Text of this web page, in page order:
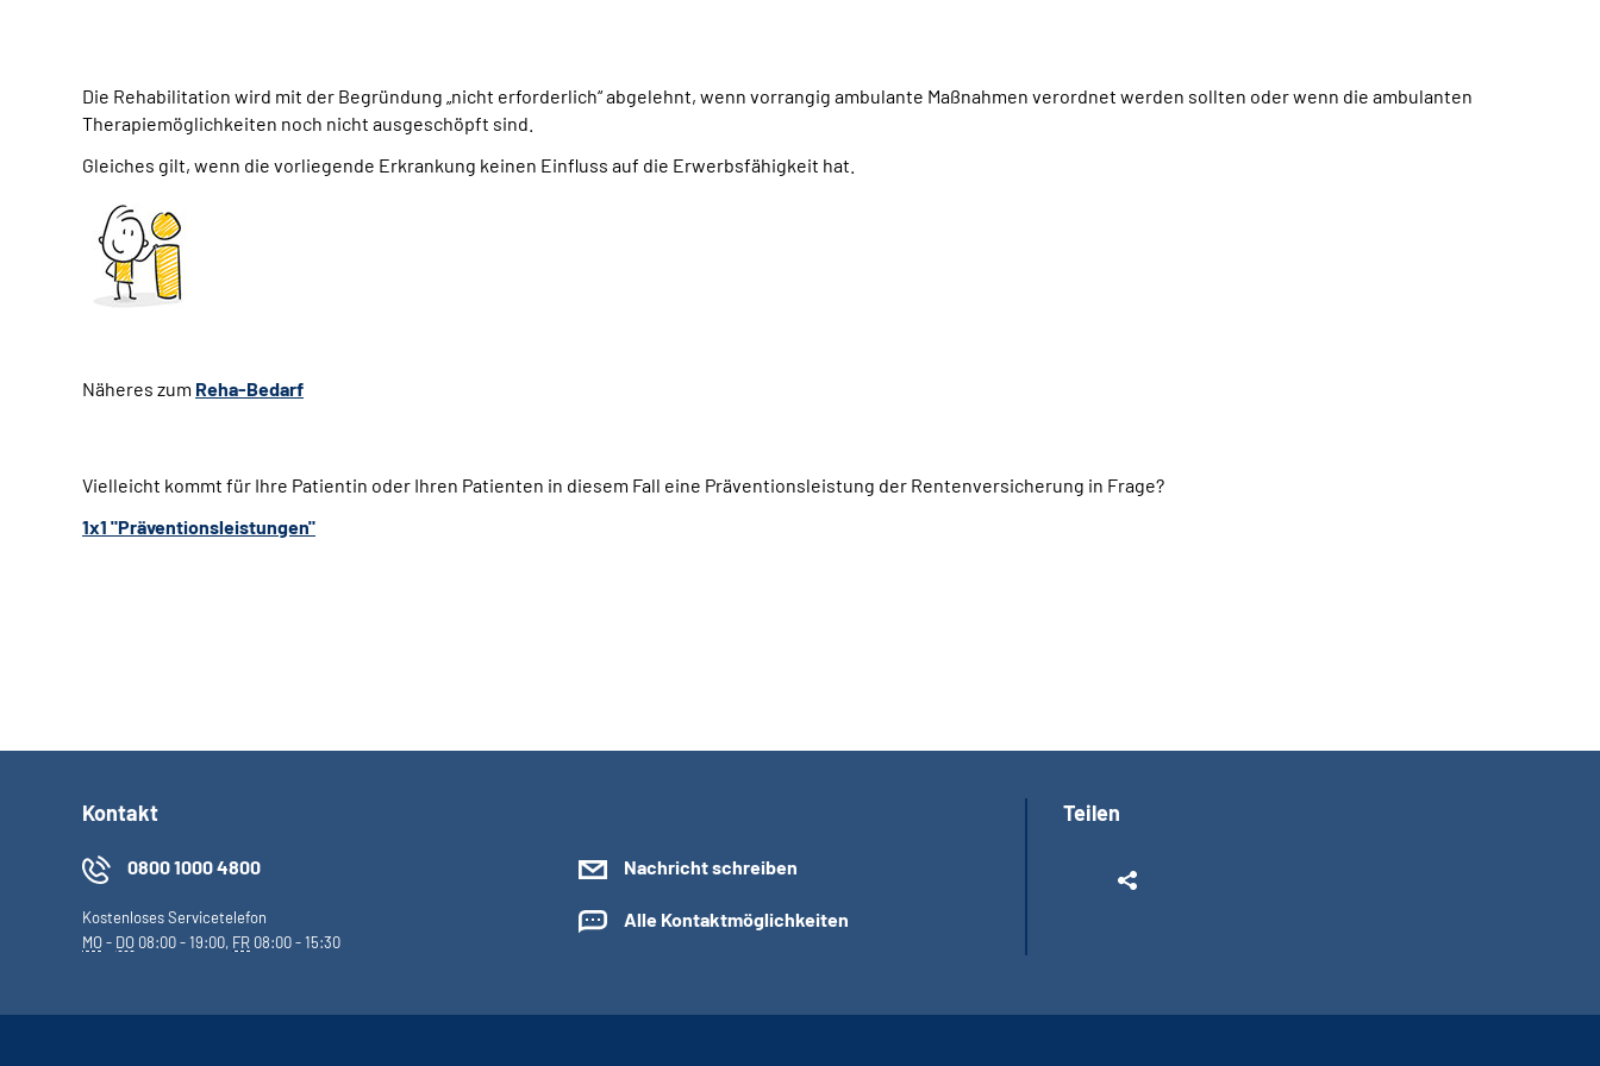
Die Rehabilitation wird mit der Begründung „nicht erforderlich“ abgelehnt, wenn vorrangig ambulante Maßnahmen verordnet werden sollten oder wenn die ambulanten
Therapiemöglichkeiten noch nicht ausgeschöpft sind.
Gleiches gilt, wenn die vorliegende Erkrankung keinen Einfluss auf die Erwerbsfähigkeit hat.
Näheres zum Reha-Bedarf
Vielleicht kommt für Ihre Patientin oder Ihren Patienten in diesem Fall eine Präventionsleistung der Rentenversicherung in Frage?
1x1 "Präventionsleistungen"
Kontakt
0800 1000 4800
Kostenloses Servicetelefon
MO- DO 08:00 - 19:00, FR 08:00 - 15:30
Nachricht schreiben
Alle Kontaktmöglichkeiten
Teilen